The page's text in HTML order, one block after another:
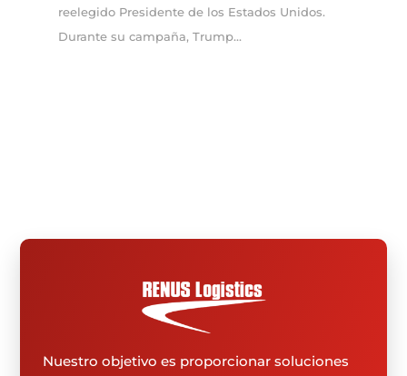
reelegido Presidente de los Estados Unidos.
Durante su campaña, Trump...
Nuestro objetivo es proporcionar soluciones